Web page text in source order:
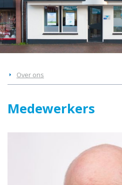
Over ons
Medewerkers